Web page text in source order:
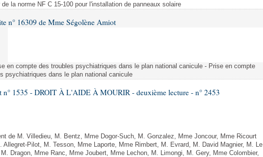
de la norme NF C 15-100 pour l'installation de panneaux solaire
n° 16309 de Mme Ségolène Amiot
en compte des troubles psychiatriques dans le plan national canicule - Prise en compte
psychiatriques dans le plan national canicule
n° 1535 - DROIT À L'AIDE À MOURIR - deuxième lecture - n° 2453
de M. Villedieu, M. Bentz, Mme Dogor-Such, M. Gonzalez, Mme Joncour, Mme Ricourt
Allegret-Pilot, M. Tesson, Mme Laporte, Mme Rimbert, M. Evrard, M. David Magnier, M. Le
M. Dragon, Mme Ranc, Mme Joubert, Mme Lechon, M. Limongi, M. Gery, Mme Colombier,